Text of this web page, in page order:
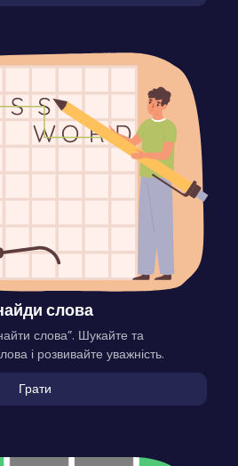
слова
слова”. Шукайте та
і розвивайте уважність.
Грати